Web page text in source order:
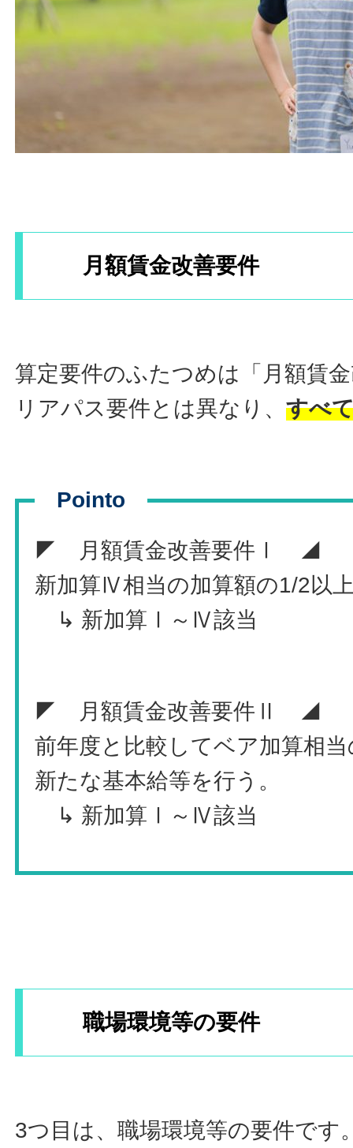
月額賃金改善要件
算定要件のふたつめは
「月額賃
リアパス要件とは異なり、すべ
Pointo
◤ 月額賃金改善要件Ⅰ ◢
新加算Ⅳ相当の加算額の1/2以
↳ 新加算Ⅰ～Ⅳ該当
◤ 月額賃金改善要件Ⅱ ◢
前年度と比較してベア加算相
新たな基本給等を行う。
↳ 新加算Ⅰ～Ⅳ該当
職場環境等の要件
3つ目は、職場環境等の要件です